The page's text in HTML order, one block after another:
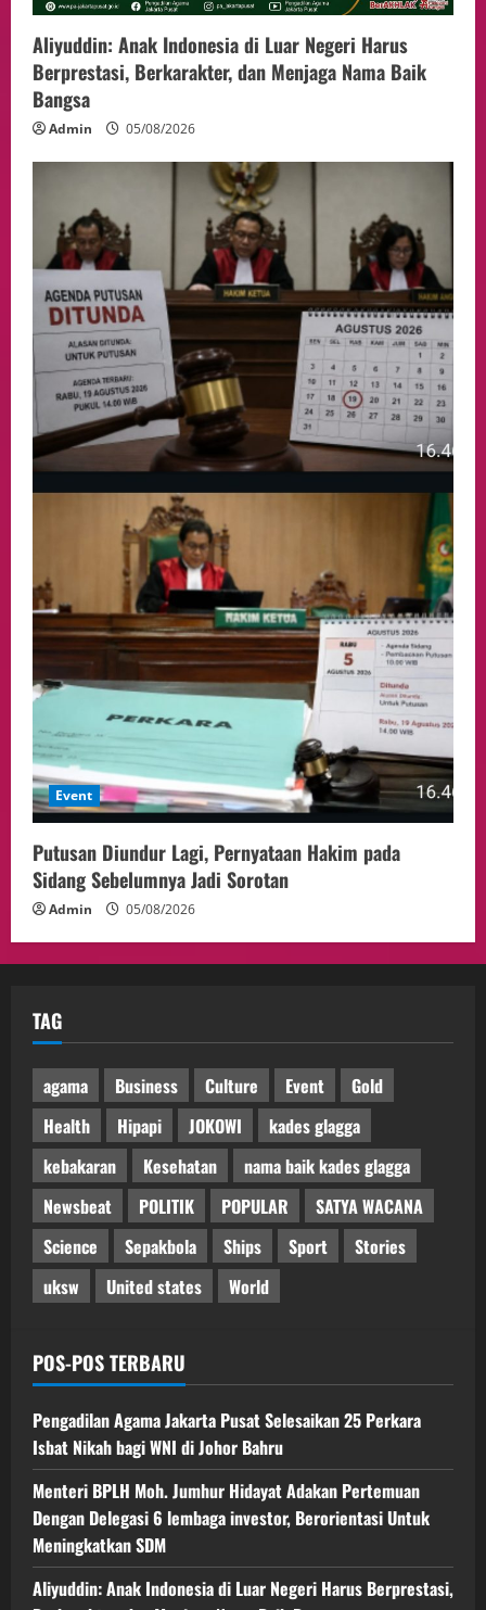
Aliyuddin: Anak Indonesia di Luar Negeri Harus
Berprestasi, Berkarakter, dan Menjaga Nama Baik
Bangsa
Admin 05/08/2026
Event
Putusan Diundur Lagi, Pernyataan Hakim pada
Sidang Sebelumnya Jadi Sorotan
Admin 05/08/2026
TAG
agama Business Culture Event
Gold
Health
Hipapi JOKOWI
kades glagga
kebakaran
Kesehatan
nama baik kades glagga
Newsbeat
POLITIK POPULAR
SATYA WACANA
Science
Sepakbola Ships Sport
Stories
uksw
United states World
POS-POS TERBARU
Pengadilan Agama Jakarta Pusat Selesaikan 25 Perkara
Isbat Nikah bagi WNI di Johor Bahru
Menteri BPLH Moh. Jumhur Hidayat Adakan Pertemuan
Dengan Delegasi 6 lembaga investor, Berorientasi Untuk
Meningkatkan SDM
Aliyuddin: Anak Indonesia di Luar Negeri Harus Berprestasi,